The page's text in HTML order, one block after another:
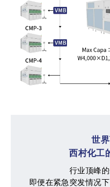
世
西村化工
行业顶峰的
即便在紧急突发情况